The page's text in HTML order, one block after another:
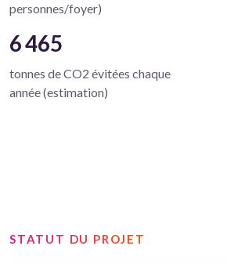
personnes/foyer)
6 465
tonnes de CO2 évitées chaque
année (estimation)
STATUT DU PROJET